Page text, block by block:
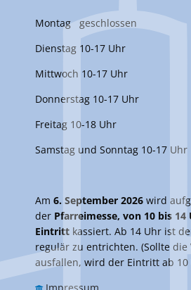
Montag geschlossen
Dienstag 10-17 Uhr
Mittwoch 10-17 Uhr
Donnerstag 10-17 Uhr
Freitag 10-18 Uhr
Samstag und Sonntag 10-17 Uhr
Am 6. September 2026 wird
der Pfarreimesse, von 10 bis
Eintritt kassiert. Ab 14 Uhr ist
regulär zu entrichten. (Sollte die
ausfallen, wird der Eintritt ab 10
Impressum